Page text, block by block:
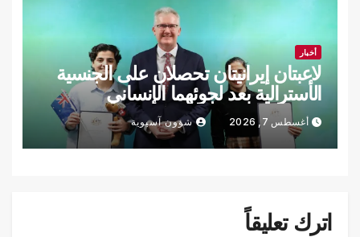
أخبار
لاعبتان إيرانيتان تحصلان على الجنسية
الأسترالية بعد لجوئهما الإنساني
أغسطس 7, 2026 شؤون آسيوية
اترك تعليقاً